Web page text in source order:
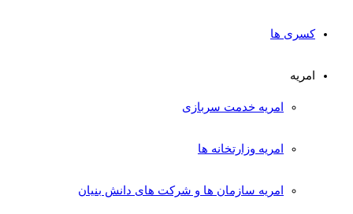
کسری ها
امریه
امریه خدمت سربازی
امریه وزارتخانه ها
امریه سازمان ها و شرکت های دانش بنیان